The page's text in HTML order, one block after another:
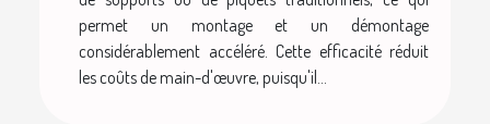
permet un montage et un démontage
considérablement accéléré. Cette efficacité réduit
les coûts de main-d'œuvre, puisqu'il...